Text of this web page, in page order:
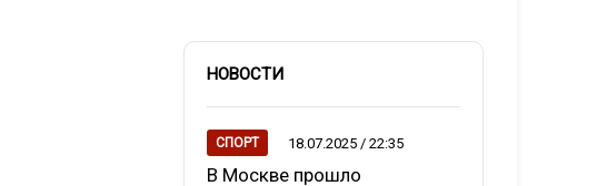
НОВОСТИ
СПОРТ 18.07.2025 / 22:35
В Москве прошло